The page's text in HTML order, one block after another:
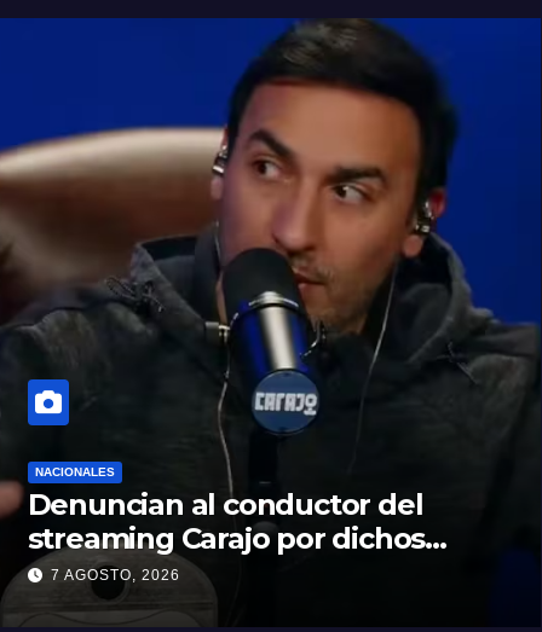
NACIONALES
Denuncian al conductor del
streaming Carajo por dichos
discriminatorios
7 AGOSTO, 2026